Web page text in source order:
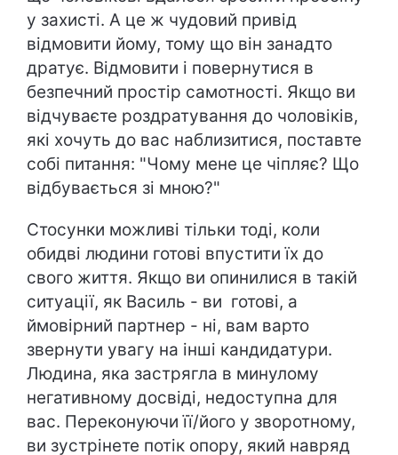
у захисті. А це ж чудовий привід
відмовити йому, тому що він занадто
дратує. Відмовити і повернутися в
безпечний простір самотності. Якщо ви
відчуваєте роздратування до чоловіків,
які хочуть до вас наблизитися, поставте
собі питання: "Чому мене це чіпляє? Що
відбувається зі мною?"
Стосунки можливі тільки тоді, коли
обидві людини готові впустити їх до
свого життя. Якщо ви опинилися в такій
ситуації, як Василь - ви готові, а
ймовірний партнер - ні, вам варто
звернути увагу на інші кандидатури.
Людина, яка застрягла в минулому
негативному досвіді, недоступна для
вас. Переконуючи її/його у зворотному,
ви зустрінете потік опору, який навряд